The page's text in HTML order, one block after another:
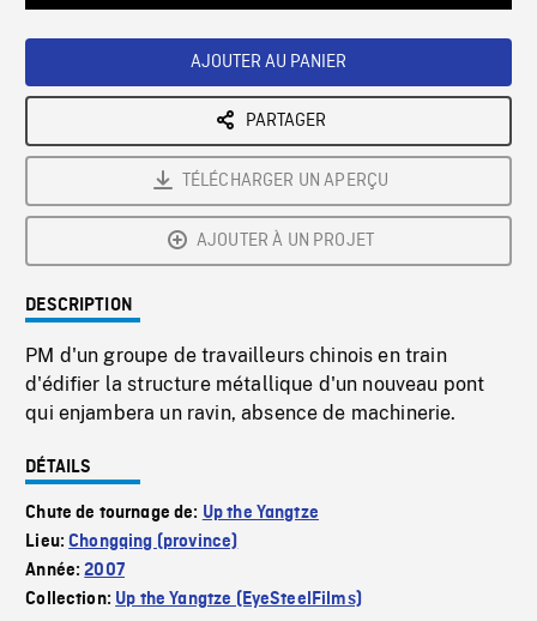
AJOUTER AU PANIER
PARTAGER
TÉLÉCHARGER UN APERÇU
AJOUTER À UN PROJET
DESCRIPTION
PM d'un groupe de travailleurs chinois en train
d'édifier la structure métallique d'un nouveau pont
qui enjambera un ravin, absence de machinerie.
DÉTAILS
Chute de tournage de: Up the Yangtze
Lieu:Chongqing (province)
Année:2007
Collection: Up the Yangtze (EyeSteelFilms)